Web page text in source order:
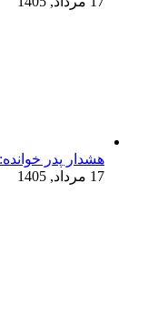
هشدار پدر
17 مرداد, 1405